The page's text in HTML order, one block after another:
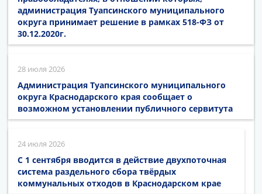
администрация Туапсинского муниципального
округа принимает решение в рамках 518-ФЗ от
30.12.2020г.
28 июля 2026
Администрация Туапсинского муниципального
округа Краснодарского края сообщает о
возможном установлении публичного сервитута
24 июля 2026
С 1 сентября вводится в действие двухпоточная
система раздельного сбора твёрдых
коммунальных отходов в Краснодарском крае